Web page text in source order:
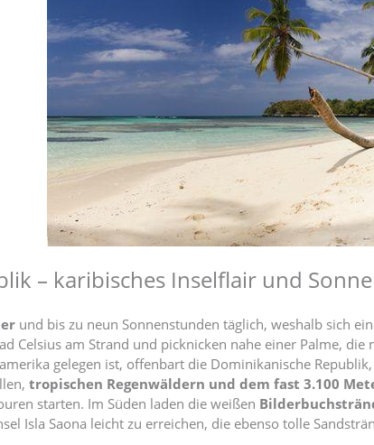
– karibisches Inselflair und
und bis zu neun Sonnenstunden täglich, weshalb sich
Celsius am Strand und picknicken nahe einer Palme,
gelegen ist, offenbart die Dominikanische
tropischen Regenwäldern und dem fast 3.100
starten. Im Süden laden die weißen
Isla Saona leicht zu erreichen, die ebenso tolle